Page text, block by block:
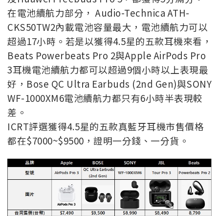
在電池續航力部分， Audio-Technica ATH-
CKS50TW2內載電池容量最大，電池續航力可以
超過17小時。若是以獲得4.5星的五款耳機來看，
Beats Powerbeats Pro 2與Apple AirPods Pro
3耳機電池續航力都可以超過9個小時以上表現最
好，Bose QC Ultra Earbuds (2nd Gen)與SONY
WF-1000XM6電池續航力都只有6小時半表現較
差。
ICRT評選獲得4.5星的五款真藍牙耳機市售價格
都在$7000~$9500，證明一分錢、一分貨。